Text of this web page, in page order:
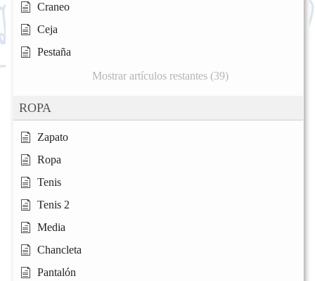
Craneo
Ceja
Pestaña
Mostrar artículos restantes (39)
ROPA
Zapato
Ropa
Tenis
Tenis 2
Media
Chancleta
Pantalón